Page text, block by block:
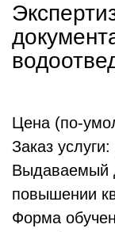
Цена (по-
Заказ
Выдаваемый
повышении
Форма